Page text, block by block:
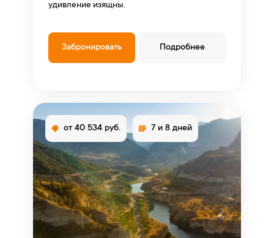
удивление изящны.
Забронировать Подробнее
от 40 534 руб. 7 и 8 дней